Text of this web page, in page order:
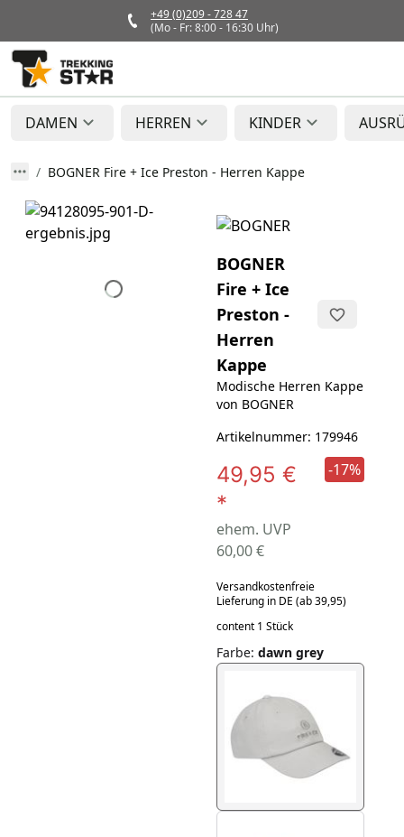
+49 (0)209 - 728 47
(Mo - Fr: 8:00 - 16:30 Uhr)
DAMEN HERREN KINDER
BOGNER Fire + Ice Preston - Herren Kappe
BOGNER
Fire + Ice
Preston -
Herren
Kappe
Modische Herren Kappe
von BOGNER
Artikelnummer: 179946
49,95 €
*
ehem. UVP
60,00 €
-17%
Versandkostenfreie
Lieferung in DE (ab 39,95)
content 1 Stück
Farbe: dawn grey